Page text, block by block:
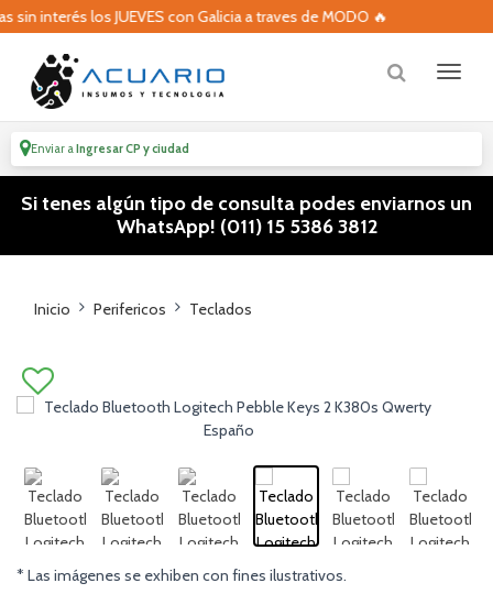
los JUEVES con Galicia a traves de MODO 🔥
Enviar aIngresar CP y ciudad
Si tenes algún tipo de consulta podes enviarnos un
WhatsApp! (011) 15 5386 3812
Inicio Perifericos Teclados
* Las imágenes se exhiben con fines ilustrativos.